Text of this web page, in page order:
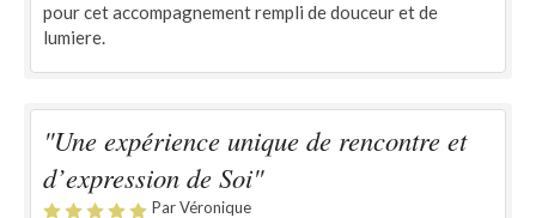
pour cet accompagnement rempli de douceur et de
lumiere.
"Une expérience unique de rencontre et
d’expression de Soi"
Par Véronique